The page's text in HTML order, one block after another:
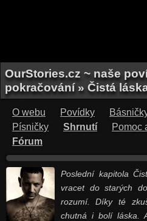
OurStories.cz ~ naše
pokračování » Čistá
O webu Povídky
Písničky
Shrnutí Pomoc
Fórum
Poslední kapitola
vracet do starých
rozumí. Díky té
chutná i bolí láska.